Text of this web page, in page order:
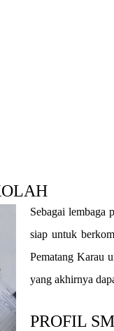
Sebagai
siap untuk
Pematang Karau
yang akhirnya
PROFIL